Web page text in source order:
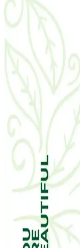
The Purest
ve Yenileyici
The Purest Solutions
bakım seti, doğal
sıkılaştırır ve
farklar sağlar.
NIVEA Expert
Gündüz Bakım
Yöntemleri
NIVEA Expert Filler
Kremi, hyaluronik asit
belirtilerine karşı
ve parfümsüzdür.
EDLIKE Saf
Sabunu Doğal
EDLIKE'in saf yağlar
sabunu, cildi nazikçe
ciltlere uygun, doğal
sağlığını destekler.